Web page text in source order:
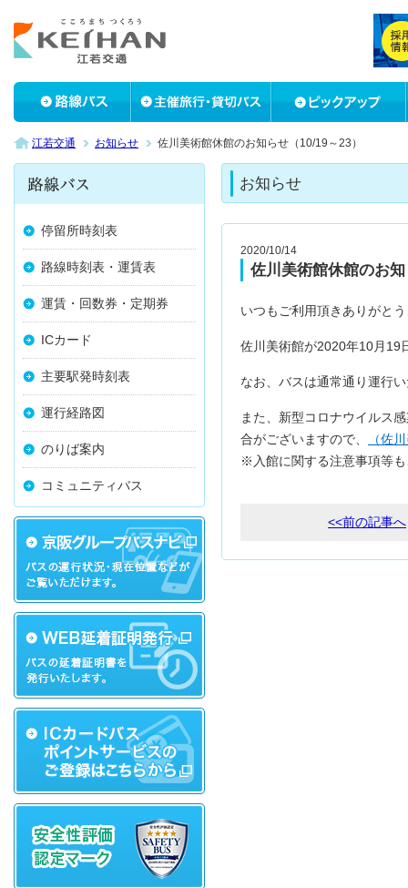
江若交通 お知らせ 佐川美術館休館のお知らせ（10/19～23）
停留所時刻表
路線時刻表・運賃表
運賃・回数券・定期券
ICカード
主要駅発時刻表
運行経路図
のりば案内
コミュニティバス
お知らせ
2020/10/14
佐川美術館休館のお
いつもご利用頂きありがと
佐川美術館が2020年10月19
なお、バスは通常通り運行
また、新型コロナウイルス
合がございますので、
（佐
※入館に関する注意事項等
<<前の記事へ